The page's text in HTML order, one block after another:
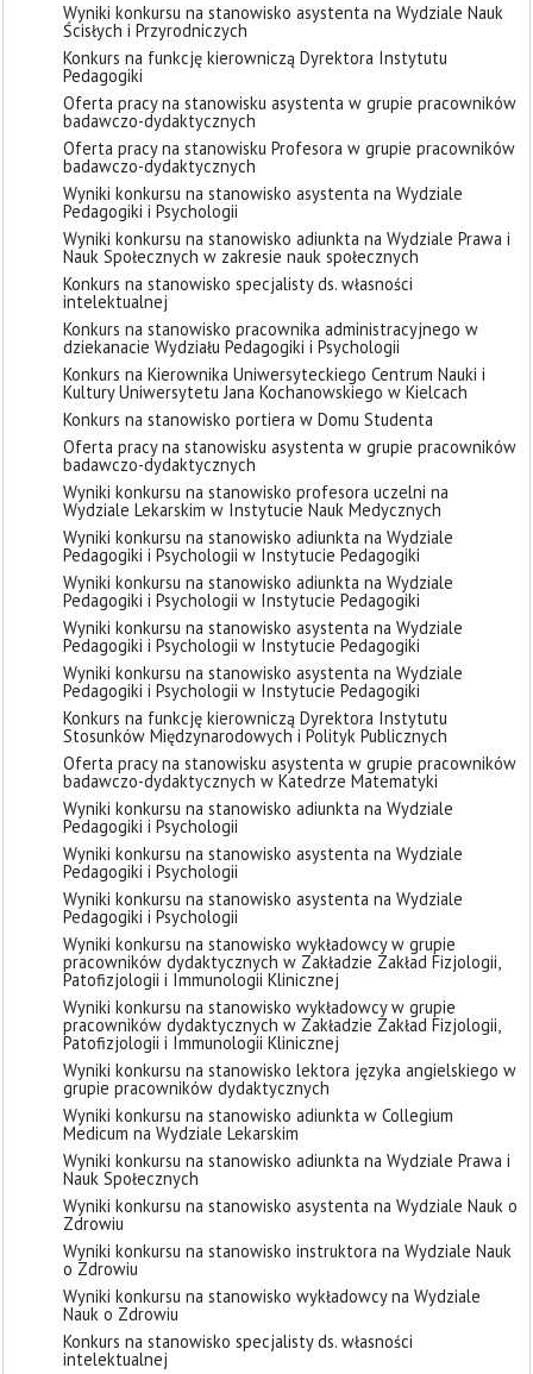
Wyniki konkursu na stanowisko asystenta na Wydziale Nauk
Ścisłych i Przyrodniczych
Konkurs na funkcję kierowniczą Dyrektora Instytutu
Pedagogiki
Oferta pracy na stanowisku asystenta w grupie pracowników
badawczo-dydaktycznych
Oferta pracy na stanowisku Profesora w grupie pracowników
badawczo-dydaktycznych
Wyniki konkursu na stanowisko asystenta na Wydziale
Pedagogiki i Psychologii
Wyniki konkursu na stanowisko adiunkta na Wydziale Prawa i
Nauk Społecznych w zakresie nauk społecznych
Konkurs na stanowisko specjalisty ds. własności
intelektualnej
Konkurs na stanowisko pracownika administracyjnego w
dziekanacie Wydziału Pedagogiki i Psychologii
Konkurs na Kierownika Uniwersyteckiego Centrum Nauki i
Kultury Uniwersytetu Jana Kochanowskiego w Kielcach
Konkurs na stanowisko portiera w Domu Studenta
Oferta pracy na stanowisku asystenta w grupie pracowników
badawczo-dydaktycznych
Wyniki konkursu na stanowisko profesora uczelni na
Wydziale Lekarskim w Instytucie Nauk Medycznych
Wyniki konkursu na stanowisko adiunkta na Wydziale
Pedagogiki i Psychologii w Instytucie Pedagogiki
Wyniki konkursu na stanowisko adiunkta na Wydziale
Pedagogiki i Psychologii w Instytucie Pedagogiki
Wyniki konkursu na stanowisko asystenta na Wydziale
Pedagogiki i Psychologii w Instytucie Pedagogiki
Wyniki konkursu na stanowisko asystenta na Wydziale
Pedagogiki i Psychologii w Instytucie Pedagogiki
Konkurs na funkcję kierowniczą Dyrektora Instytutu
Stosunków Międzynarodowych i Polityk Publicznych
Oferta pracy na stanowisku asystenta w grupie pracowników
badawczo-dydaktycznych w Katedrze Matematyki
Wyniki konkursu na stanowisko adiunkta na Wydziale
Pedagogiki i Psychologii
Wyniki konkursu na stanowisko asystenta na Wydziale
Pedagogiki i Psychologii
Wyniki konkursu na stanowisko asystenta na Wydziale
Pedagogiki i Psychologii
Wyniki konkursu na stanowisko wykładowcy w grupie
pracowników dydaktycznych w Zakładzie Zakład Fizjologii,
Patofizjologii i Immunologii Klinicznej
Wyniki konkursu na stanowisko wykładowcy w grupie
pracowników dydaktycznych w Zakładzie Zakład Fizjologii,
Patofizjologii i Immunologii Klinicznej
Wyniki konkursu na stanowisko lektora języka angielskiego w
grupie pracowników dydaktycznych
Wyniki konkursu na stanowisko adiunkta w Collegium
Medicum na Wydziale Lekarskim
Wyniki konkursu na stanowisko adiunkta na Wydziale Prawa i
Nauk Społecznych
Wyniki konkursu na stanowisko asystenta na Wydziale Nauk o
Zdrowiu
Wyniki konkursu na stanowisko instruktora na Wydziale Nauk
o Zdrowiu
Wyniki konkursu na stanowisko wykładowcy na Wydziale
Nauk o Zdrowiu
Konkurs na stanowisko specjalisty ds. własności
intelektualnej